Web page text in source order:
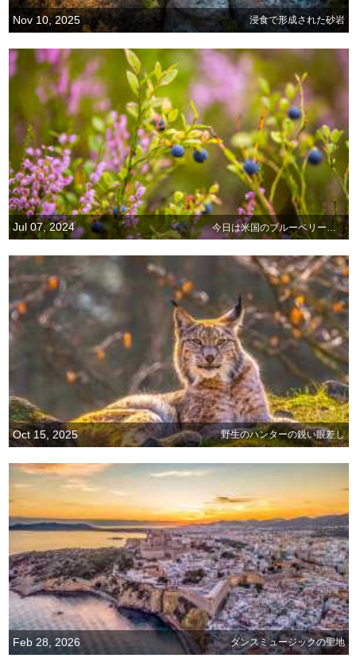
Nov 10, 2025 浸食で形成された砂岩
Jul 07, 2024
Oct 15, 2025 野生のハンターの鋭い眼差し
Feb 28, 2026 ダンスミュージックの聖地